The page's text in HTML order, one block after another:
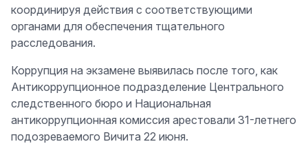
координируя действия с соответствующими
органами для обеспечения тщательного
расследования.
Коррупция на экзамене выявилась после того, как
Антикоррупционное подразделение Центрального
следственного бюро и Национальная
антикоррупционная комиссия арестовали 31-летнего
подозреваемого Вичита 22 июня.